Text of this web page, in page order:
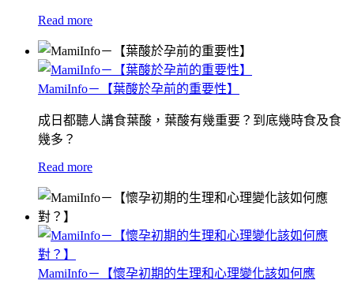
Read more
MamiInfo－【葉酸於孕前的重要性】
成日都聽人講食葉酸，葉酸有幾重要？到底幾時食及食
幾多？
Read more
MamiInfo－【懷孕初期的生理和心理變化該如何應